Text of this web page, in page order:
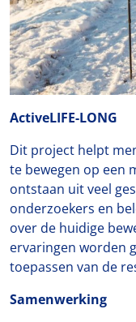
ActiveLIFE-LONG
Dit project helpt
te bewegen op een
ontstaan uit veel
onderzoekers en
over de huidige
ervaringen worden
toepassen van de
Samenwerking